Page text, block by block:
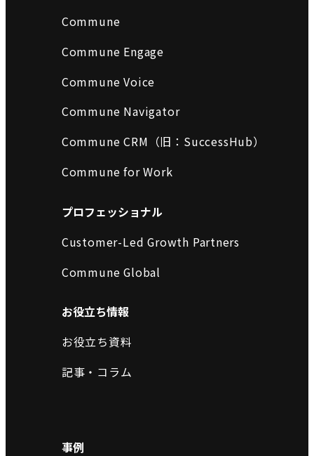
Commune
Commune Engage
Commune Voice
Commune Navigator
Commune CRM（旧：SuccessHub）
Commune for Work
プロフェッショナル
Customer-Led Growth Partners
Commune Global
お役立ち情報
お役立ち資料
記事・コラム
事例